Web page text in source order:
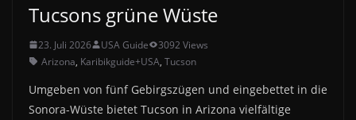
Tucsons grüne Wüste
23. Juli 2026 USA Guide
3092 Views
Arizona, Karibikguide+USA, Tucson
Umgeben von fünf Gebirgszügen und eingebettet in die
Sonora-Wüste bietet Tucson in Arizona vielfältige